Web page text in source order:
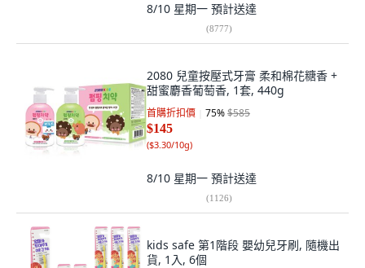
8/10 星期一 預計送達
(8777)
2080 兒童按壓式牙膏 柔和棉花糖香 +
甜蜜麝香葡萄香, 1套, 440g
首購折扣價 75%$585
$145
($3.30/10g)
8/10 星期一 預計送達
(1126)
kids safe 第1階段 嬰幼兒牙刷, 隨機出
貨, 1入, 6個